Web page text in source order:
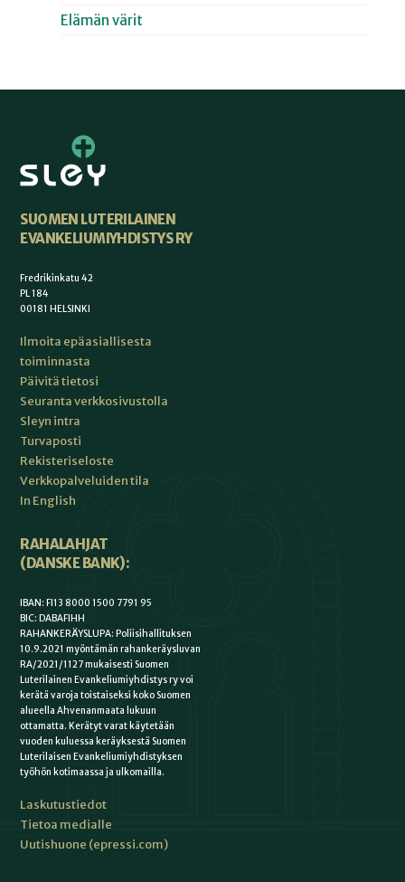
Elämän värit
SUOMEN LUTERILAINEN
EVANKELIUMIYHDISTYS RY
Fredrikinkatu 42
PL 184
00181 HELSINKI
Ilmoita epäasiallisesta
toiminnasta
Päivitä tietosi
Seuranta verkkosivustolla
Sleyn intra
Turvaposti
Rekisteriseloste
Verkkopalveluiden tila
In English
RAHALAHJAT
(DANSKE BANK):
IBAN: FI13 8000 1500 7791 95
BIC: DABAFIHH
RAHANKERÄYSLUPA: Poliisihallituksen
10.9.2021 myöntämän rahankeräysluvan
RA/2021/1127 mukaisesti Suomen
Luterilainen Evankeliumiyhdistys ry voi
kerätä varoja toistaiseksi koko Suomen
alueella Ahvenanmaata lukuun
ottamatta. Kerätyt varat käytetään
vuoden kuluessa keräyksestä Suomen
Luterilaisen Evankeliumiyhdistyksen
työhön kotimaassa ja ulkomailla.
Laskutustiedot
Tietoa medialle
Uutishuone (epressi.com)